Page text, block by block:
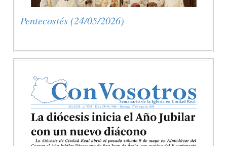
Pentecostés (24/05/2026)